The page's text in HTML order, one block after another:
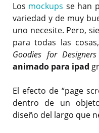
Los mockups se han
variedad y de muy
uno necesite. Pero,
para todas las
Goodies for Designers
animado para ipad
El efecto de “page
dentro de un
diseño del largo que